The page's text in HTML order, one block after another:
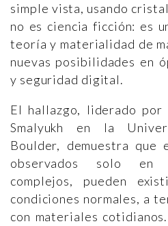
simple vista, usando
no es ciencia ficción: es
teoría y materialidad de
nuevas posibilidades en
y seguridad digital.
El hallazgo, liderado por
Smalyukh en la
Boulder, demuestra que
observados solo en
complejos, pueden
condiciones normales, a
con materiales